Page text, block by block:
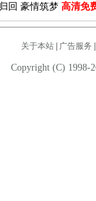
回 豪情筑梦 高清免
关于本站| 广告服务
Copyright (C) 1998-